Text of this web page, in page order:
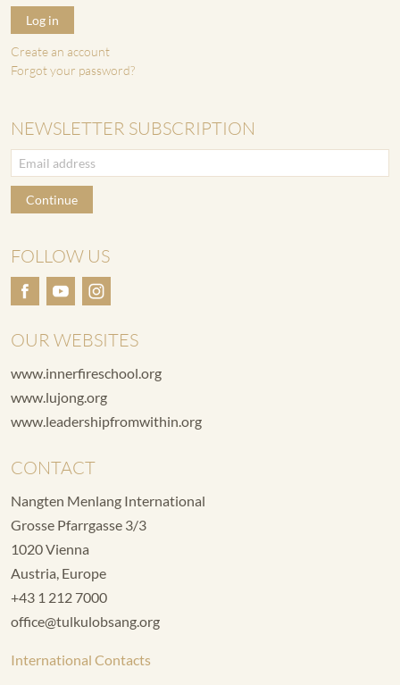
Log in
Create an account
Forgot your password?
NEWSLETTER SUBSCRIPTION
Continue
FOLLOW US
OUR WEBSITES
www.innerfireschool.org
www.lujong.org
www.leadershipfromwithin.org
CONTACT
Nangten Menlang International
Grosse Pfarrgasse 3/3
1020 Vienna
Austria, Europe
+43 1 212 7000
office@tulkulobsang.org
International Contacts